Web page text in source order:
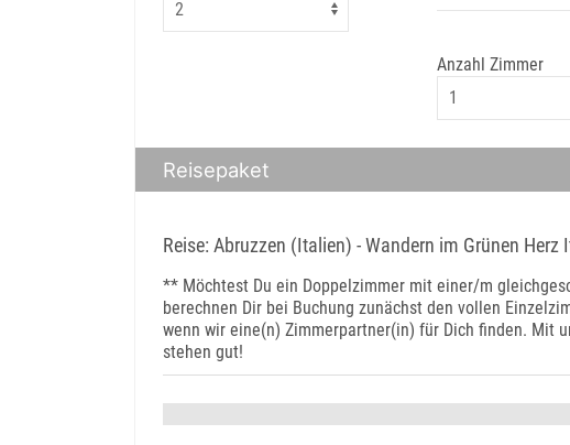
Anzahl Zimmer
Reisepaket
Reise: Abruzzen (Italien) - Wandern im Grünen
** Möchtest Du ein Doppelzimmer mit einer/m
berechnen Dir bei Buchung zunächst den vollen
wenn wir eine(n) Zimmerpartner(in) für Dich finden. Mit
stehen gut!